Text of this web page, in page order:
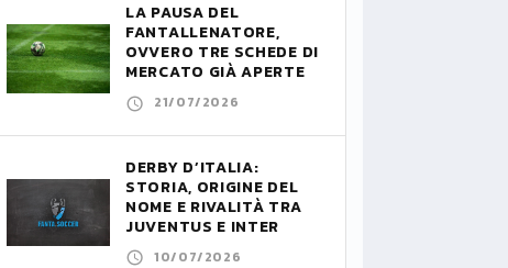
LA PAUSA DEL
FANTALLENATORE,
OVVERO TRE SCHEDE DI
MERCATO GIÀ APERTE
21/07/2026
DERBY D’ITALIA:
STORIA, ORIGINE DEL
NOME E RIVALITÀ TRA
JUVENTUS E INTER
10/07/2026